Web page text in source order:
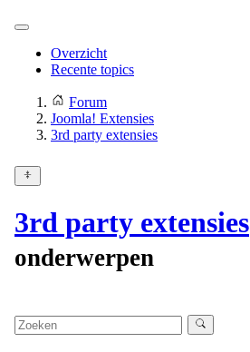
Overzicht
Recente topics
Forum
Joomla! Extensies
3rd party extensies
3rd party extensies
onderwerpen